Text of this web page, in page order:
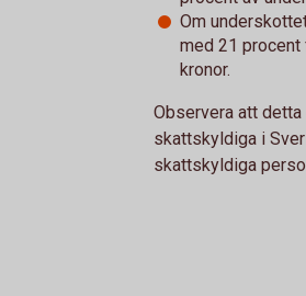
Om
med 21
kronor.
Observera att
skattskyldiga i
skattskyldiga